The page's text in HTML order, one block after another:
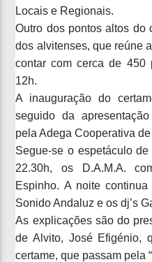
Locais e Regionais.
Outro dos pontos altos do
dos alvitenses, que reúne
contar com cerca de 450
12h.
A inauguração do
seguido da
pela Adega Cooperativa
Segue-se o espetáculo
22.30h, os D.A.M.A.
Espinho. A noite
Sonido Andaluz e os dj’s
As explicações são do
de Alvito, José Efigénio,
certame, que passam pela